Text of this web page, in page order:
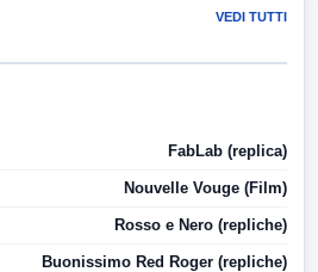
VEDI TUTTI
FabLab (replica)
Nouvelle Vouge (Film)
Rosso e Nero (repliche)
Buonissimo Red Roger (repliche)